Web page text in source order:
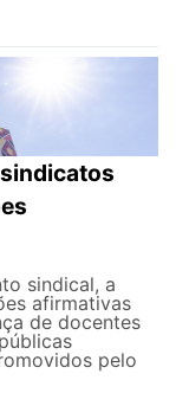
sindical, a
afirmativas
de docentes
pelo